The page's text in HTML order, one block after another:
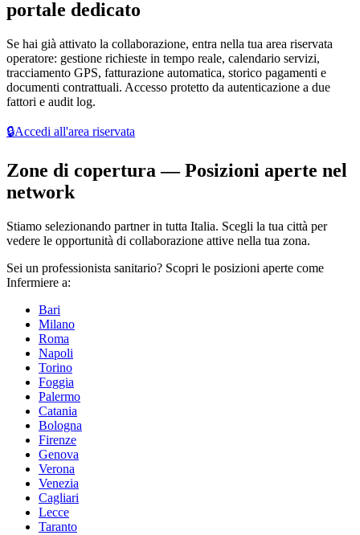
portale dedicato
Se hai già attivato la collaborazione, entra nella tua area riservata
operatore: gestione richieste in tempo reale, calendario servizi,
tracciamento GPS, fatturazione automatica, storico pagamenti e
documenti contrattuali. Accesso protetto da autenticazione a due
fattori e audit log.
🔒Accedi all'area riservata
Zone di copertura — Posizioni aperte nel
network
Stiamo selezionando partner in tutta Italia. Scegli la tua città per
vedere le opportunità di collaborazione attive nella tua zona.
Sei un professionista sanitario? Scopri le posizioni aperte come
Infermiere a:
Bari
Milano
Roma
Napoli
Torino
Foggia
Palermo
Catania
Bologna
Firenze
Genova
Verona
Venezia
Cagliari
Lecce
Taranto